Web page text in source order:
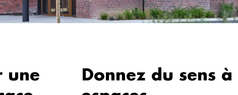
une
Donnez du sens à